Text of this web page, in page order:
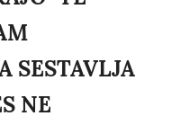
SESTAVLJA
NE